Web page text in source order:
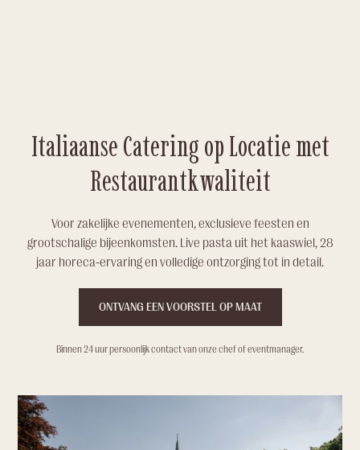
Italiaanse Catering op Locatie met
Restaurantkwaliteit
Voor zakelijke evenementen, exclusieve feesten en
grootschalige bijeenkomsten. Live pasta uit het kaaswiel, 28
jaar horeca-ervaring en volledige ontzorging tot in detail.
ONTVANG EEN VOORSTEL OP MAAT
Binnen 24 uur persoonlijk contact van onze chef of eventmanager.